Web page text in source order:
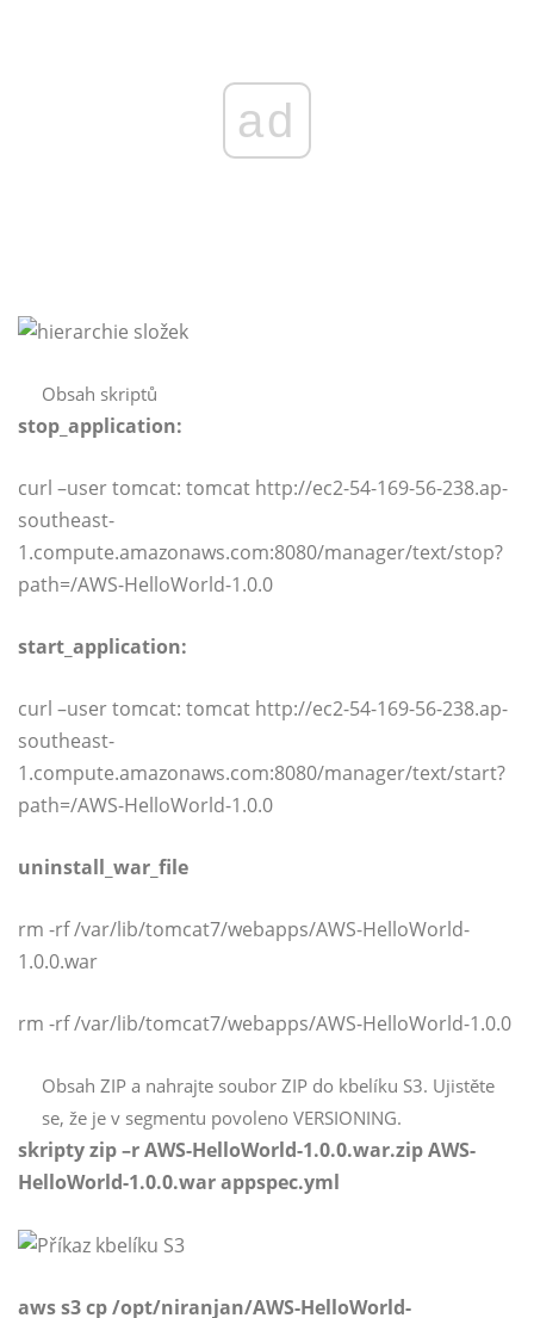
ad
Obsah skriptů
stop_application:
curl –user tomcat: tomcat http://ec2-54-169-56-238.ap-
southeast-
1.compute.amazonaws.com:8080/manager/text/stop?
path=/AWS-HelloWorld-1.0.0
start_application:
curl –user tomcat: tomcat http://ec2-54-169-56-238.ap-
southeast-
1.compute.amazonaws.com:8080/manager/text/start?
path=/AWS-HelloWorld-1.0.0
uninstall_war_file
rm -rf /var/lib/tomcat7/webapps/AWS-HelloWorld-
1.0.0.war
rm -rf /var/lib/tomcat7/webapps/AWS-HelloWorld-1.0.0
Obsah ZIP a nahrajte soubor ZIP do kbelíku S3. Ujistěte
se, že je v segmentu povoleno VERSIONING.
skripty zip –r AWS-HelloWorld-1.0.0.war.zip AWS-
HelloWorld-1.0.0.war appspec.yml
aws s3 cp /opt/niranjan/AWS-HelloWorld-